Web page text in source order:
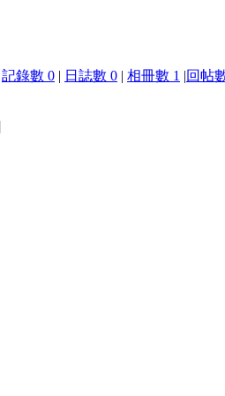
記錄數 0 | 日誌數 0 | 相冊數 1 |回帖